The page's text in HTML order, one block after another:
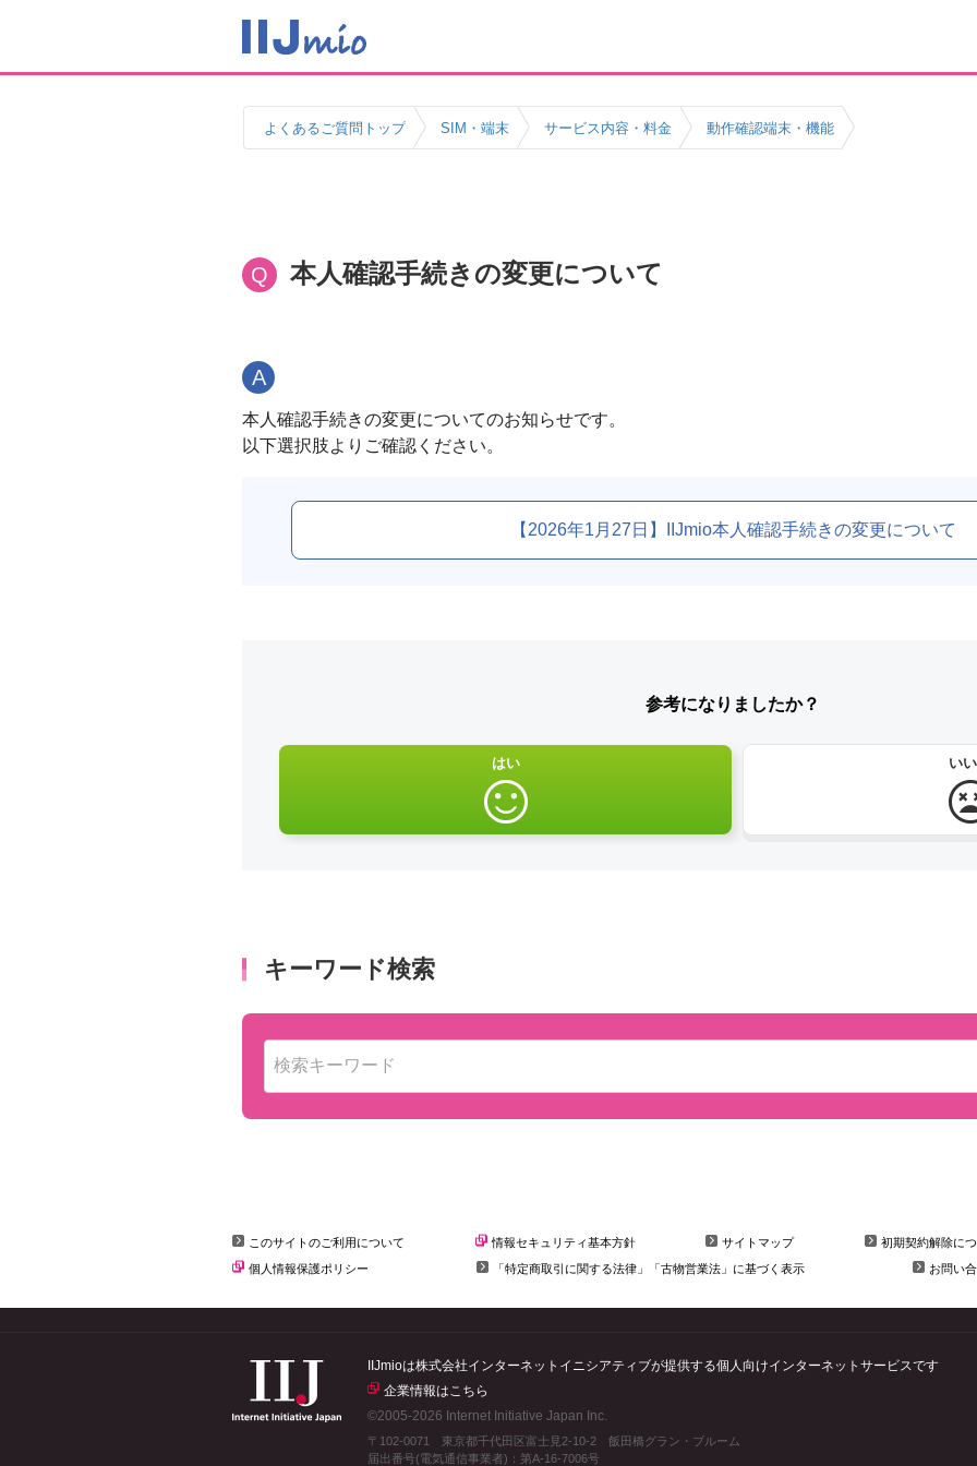
よくあるご質問トップ SIM・端末 サービス内容・料金 動作確認端末・機能
Q 本人確認手続きの変更について
A
本人確認手続きの変更についてのお知らせです。
以下選択肢よりご確認ください。
【2026年1月27日】IIJmio本人確認手続きの変更について
参考になりましたか？
はい い
このサイトのご利用について 情報セキュリティ基本方針 サイトマップ
初期契約解除に
個人情報保護ポリシー
「特定商取引に関する法律」「古物営業法」に基づく表示 お問い
IIJmioは株式会社インターネットイニシアティブが提供する個人向けインターネットサービスです
企業情報はこちら
©2005-2026 Internet Initiative Japan Inc.
〒102-0071 東京都千代田区富士見2-10-2 飯田橋グラン・ブルーム
届出番号(電気通信事業者)：第A-16-7006号